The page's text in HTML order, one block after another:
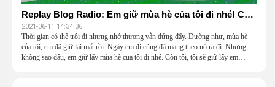
Replay Blog Radio: Em giữ mùa hè của tôi đi nhé! Còn tôi sẽ giữ em trong trái tim mình
2021-06-11 14:34:36
Thời gian có thể trôi đi nhưng nhớ thương vẫn đứng đấy. Dường như, mùa hè
của tôi, em đã giữ lại mất rồi. Ngày em đi cũng đã mang theo nó ra đi. Nhưng
không sao đâu, em giữ lấy mùa hè của tôi đi nhé. Còn tôi, tôi sẽ giữ lấy em…